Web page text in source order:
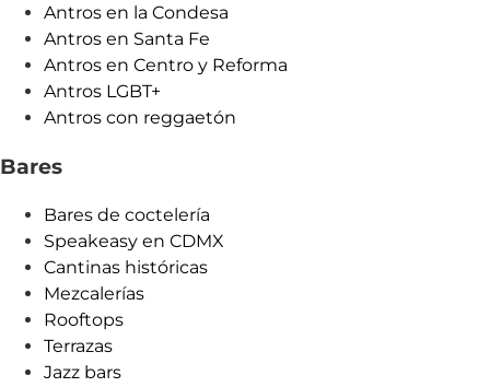
Antros en la Condesa
Antros en Santa Fe
Antros en Centro y Reforma
Antros LGBT+
Antros con reggaetón
Bares
Bares de coctelería
Speakeasy en CDMX
Cantinas históricas
Mezcalerías
Rooftops
Terrazas
Jazz bars